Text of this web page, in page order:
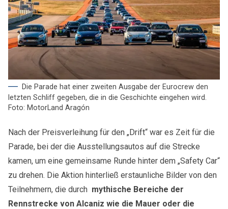
Die Parade hat einer zweiten Ausgabe der Eurocrew den
letzten Schliff gegeben, die in die Geschichte eingehen wird.
Foto: MotorLand Aragón
Nach der Preisverleihung für den „Drift“ war es Zeit für die
Parade, bei der die Ausstellungsautos auf die Strecke
kamen, um eine gemeinsame Runde hinter dem „Safety Car“
zu drehen. Die Aktion hinterließ erstaunliche Bilder von den
Teilnehmern, die durch mythische Bereiche der
Rennstrecke von Alcaniz wie die Mauer oder die